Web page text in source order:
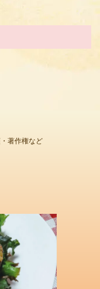
著作権など